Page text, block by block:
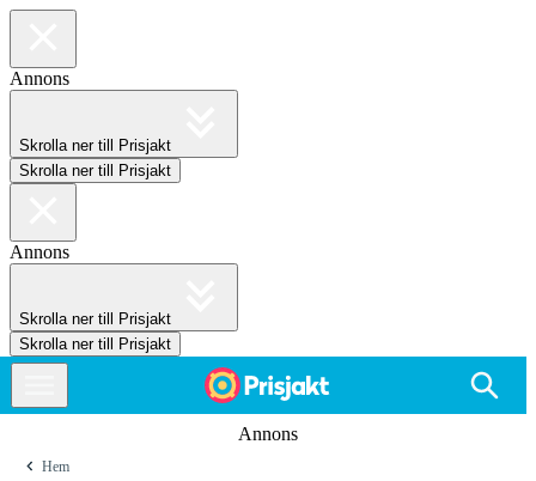
Annons
Skrolla ner till Prisjakt
Skrolla ner till Prisjakt
Annons
Skrolla ner till Prisjakt
Skrolla ner till Prisjakt
Annons
Hem